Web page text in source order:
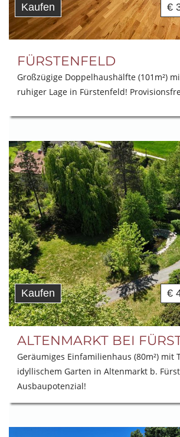
Kaufen €
FÜRSTENFELD
Großzügige Doppelhaushälfte (101m²)
ruhiger Lage in Fürstenfeld!
Kaufen €
ALTENMARKT BEI
Geräumiges Einfamilienhaus (80m²) mit
idyllischem Garten in Altenmarkt b.
Ausbaupotenzial!